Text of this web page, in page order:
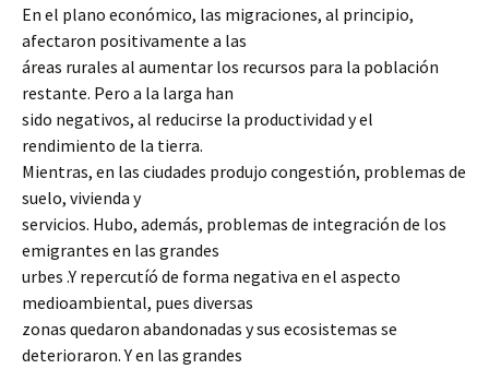
En el plano económico, las migraciones, al principio,
afectaron positivamente a las
áreas rurales al aumentar los recursos para la población
restante. Pero a la larga han
sido negativos, al reducirse la productividad y el
rendimiento de la tierra.
Mientras, en las ciudades produjo congestión, problemas de
suelo, vivienda y
servicios. Hubo, además, problemas de integración de los
emigrantes en las grandes
urbes .Y repercutíó de forma negativa en el aspecto
medioambiental, pues diversas
zonas quedaron abandonadas y sus ecosistemas se
deterioraron. Y en las grandes